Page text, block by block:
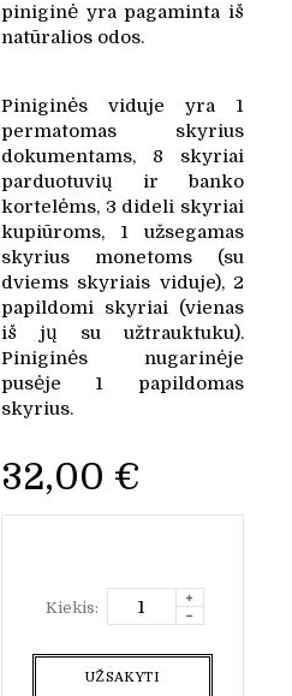
piniginė yra pagaminta iš
natūralios odos.
Piniginės viduje yra 1
permatomas skyrius
dokumentams, 8 skyriai
parduotuvių ir banko
kortelėms, 3 dideli skyriai
kupiūroms, 1 užsegamas
skyrius monetoms (su
dviems skyriais viduje), 2
papildomi skyriai (vienas
iš jų su užtrauktuku).
Piniginės nugarinėje
pusėje 1 papildomas
skyrius.
32,00 €
Kiekis:
UŽSAKYTI